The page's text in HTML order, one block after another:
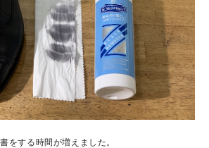
をする時間が増えました。